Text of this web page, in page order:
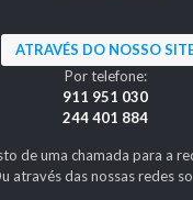
ATRAVÉS DO NOSSO
Por telefone:
911 951 030
244 401 884
de uma chamada para a
através das nossas redes